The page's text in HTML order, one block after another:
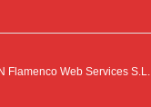
Flamenco Web Services S.L.